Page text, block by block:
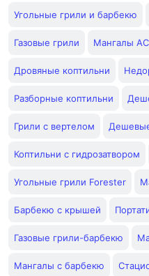
Угольные грили и барбекю
Газовые грили Мангалы
Дровяные коптильни
Разборные коптильни
Грили с вертелом
Коптильни с гидрозатвором
Угольные грили Forester
Барбекю с крышей
Газовые грили-барбекю
Мангалы с барбекю